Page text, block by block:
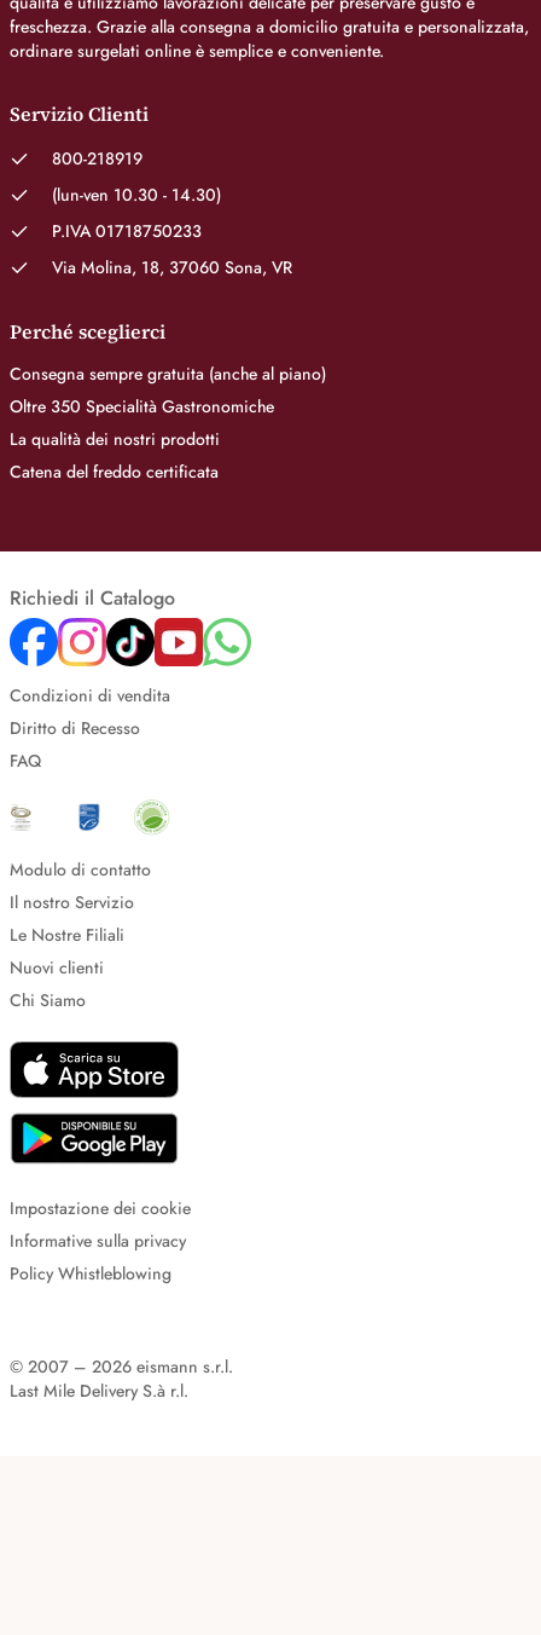
freschezza. Grazie alla consegna a domicilio gratuita e personalizzata,
ordinare surgelati online è semplice e conveniente.
Servizio Clienti
800-218919
(lun-ven 10.30 - 14.30)
P.IVA 01718750233
Via Molina, 18, 37060 Sona, VR
Perché sceglierci
Consegna sempre gratuita (anche al piano)
Oltre 350 Specialità Gastronomiche
La qualità dei nostri prodotti
Catena del freddo certificata
Richiedi il Catalogo
Condizioni di vendita
Diritto di Recesso
FAQ
Modulo di contatto
Il nostro Servizio
Le Nostre Filiali
Nuovi clienti
Chi Siamo
Impostazione dei cookie
Informative sulla privacy
Policy Whistleblowing
© 2007 – 2026 eismann s.r.l.
Last Mile Delivery S.à r.l.